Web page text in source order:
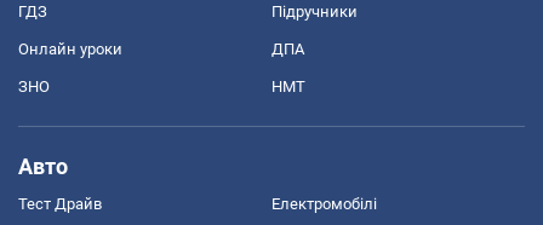
ГДЗ Підручники
Онлайн уроки ДПА
ЗНО НМТ
Авто
Тест Драйв Електромобілі